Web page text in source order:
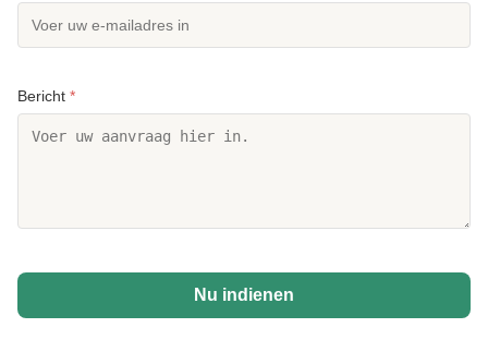
Bericht *
Nu indienen